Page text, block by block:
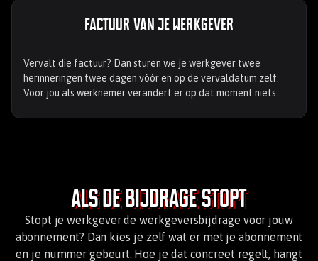
Factuur van je werkgever
Vervalt die factuur? Dan sturen we je werkgever twee
herinneringen twee dagen vóór en op de vervaldatum zelf.
Voor jou als werknemer verandert er op dat moment niets.
Als de bijdrage stopt
Stopt je werkgever de werkgeversbijdrage voor jouw
abonnement? Dan kies je zelf wat er met je abonnement
en je nummer gebeurt. Hoe je dat concreet regelt, hangt